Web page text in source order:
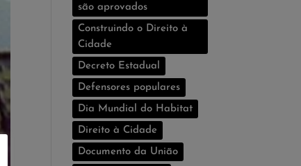
são aprovados
Construindo o Direito à
Cidade
Decreto Estadual
Defensores populares
Dia Mundial do Habitat
Direito à Cidade
Documento da União